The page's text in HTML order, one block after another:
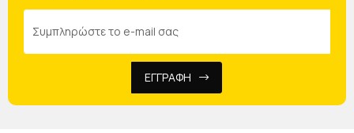
ΕΓΓΡΑΦΗ